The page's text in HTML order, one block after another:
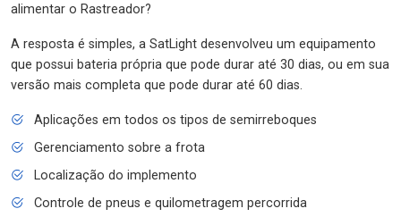
alimentar o Rastreador?
A resposta é simples, a SatLight desenvolveu um equipamento
que possui bateria própria que pode durar até 30 dias, ou em sua
versão mais completa que pode durar até 60 dias.
Aplicações em todos os tipos de semirreboques
Gerenciamento sobre a frota
Localização do implemento
Controle de pneus e quilometragem percorrida